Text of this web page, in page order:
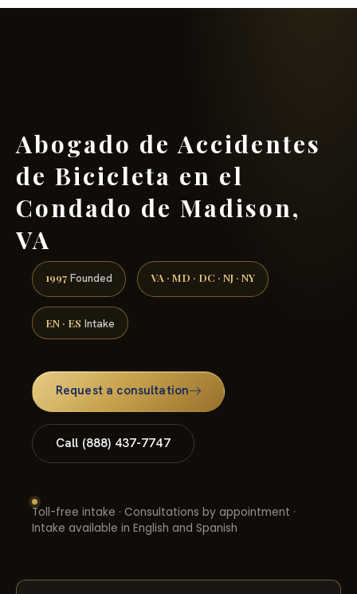
Abogado de Accidentes
de Bicicleta en el
Condado de Madison,
VA
Founded VA · MD · DC · NJ · NY
EN · ES Intake
Request a consultation
Call (888) 437-7747
Toll-free intake · Consultations by appointment ·
Intake available in English and Spanish